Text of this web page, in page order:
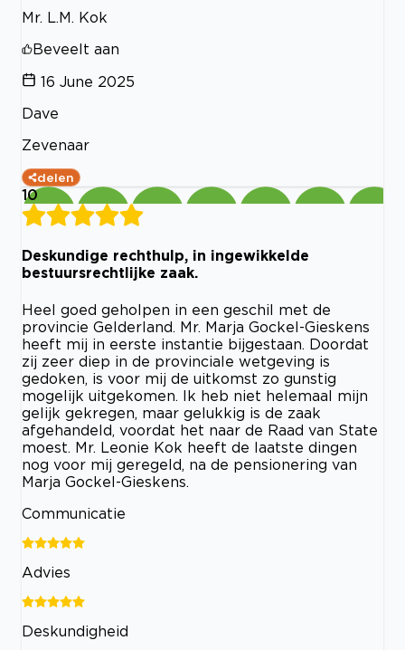
Mr. L.M. Kok
Beveelt aan
16 June 2025
Dave
Zevenaar
delen
10
Deskundige rechthulp, in ingewikkelde
bestuursrechtlijke zaak.
Heel goed geholpen in een geschil met de
provincie Gelderland. Mr. Marja Gockel-Gieskens
heeft mij in eerste instantie bijgestaan. Doordat
zij zeer diep in de provinciale wetgeving is
gedoken, is voor mij de uitkomst zo gunstig
mogelijk uitgekomen. Ik heb niet helemaal mijn
gelijk gekregen, maar gelukkig is de zaak
afgehandeld, voordat het naar de Raad van State
moest. Mr. Leonie Kok heeft de laatste dingen
nog voor mij geregeld, na de pensionering van
Marja Gockel-Gieskens.
Communicatie
Advies
Deskundigheid